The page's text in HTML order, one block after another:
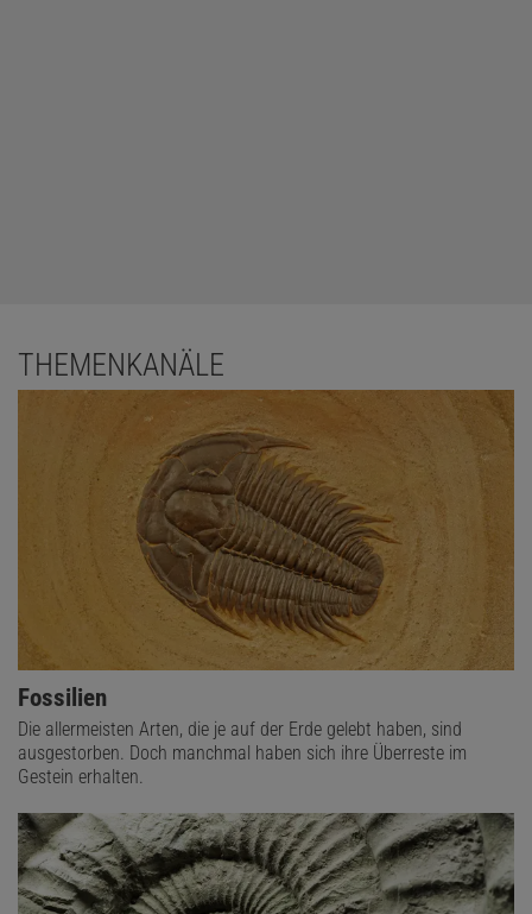
THEMENKANÄLE
Fossilien
Die allermeisten Arten, die je auf der Erde gelebt haben, sind
ausgestorben. Doch manchmal haben sich ihre Überreste im
Gestein erhalten.